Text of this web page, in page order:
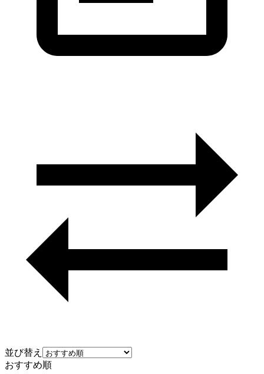
並び替え
おすすめ順